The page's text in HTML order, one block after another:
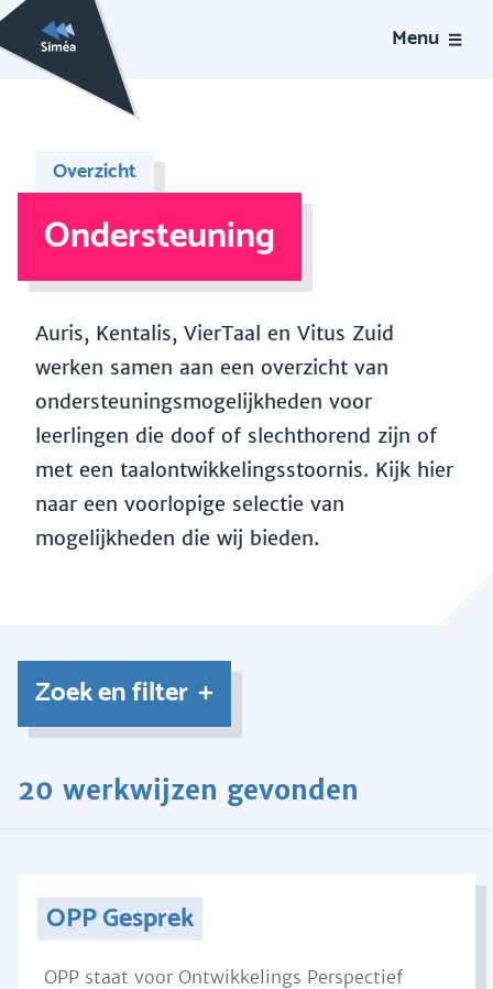
Menu
Overzicht
Ondersteuning
Auris, Kentalis, VierTaal en Vitus Zuid
werken samen aan een overzicht van
ondersteuningsmogelijkheden voor
leerlingen die doof of slechthorend zijn of
met een taalontwikkelingsstoornis. Kijk hier
naar een voorlopige selectie van
mogelijkheden die wij bieden.
Zoek en filter
20 werkwijzen gevonden
OPP Gesprek
OPP staat voor Ontwikkelings Perspectief